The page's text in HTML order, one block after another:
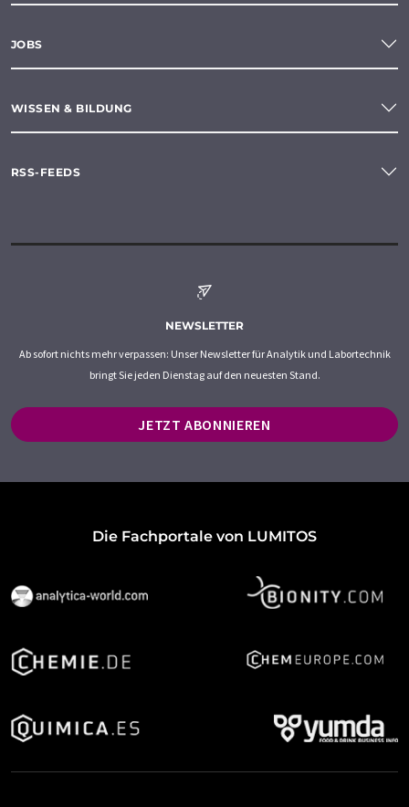
JOBS
WISSEN & BILDUNG
RSS-FEEDS
NEWSLETTER
Ab sofort nichts mehr verpassen: Unser Newsletter für Analytik und Labortechnik
bringt Sie jeden Dienstag auf den neuesten Stand.
JETZT ABONNIEREN
Die Fachportale von LUMITOS